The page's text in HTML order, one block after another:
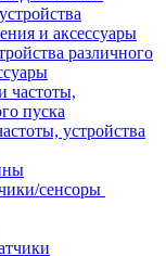
различного
устройства
сенсоры